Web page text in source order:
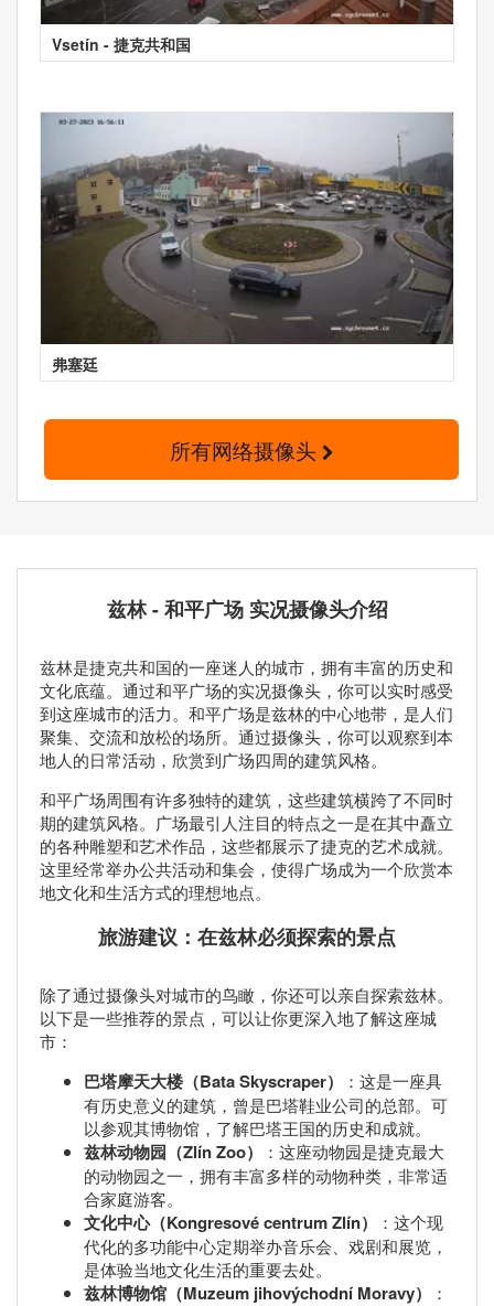
Vsetín - 捷克共和国
弗塞廷
所有网络摄像头
兹林 - 和平广场 实况摄像头介绍
兹林是捷克共和国的一座迷人的城市，拥有丰富的历史和
文化底蕴。通过和平广场的实况摄像头，你可以实时感受
到这座城市的活力。和平广场是兹林的中心地带，是人们
聚集、交流和放松的场所。通过摄像头，你可以观察到本
地人的日常活动，欣赏到广场四周的建筑风格。
和平广场周围有许多独特的建筑，这些建筑横跨了不同时
期的建筑风格。广场最引人注目的特点之一是在其中矗立
的各种雕塑和艺术作品，这些都展示了捷克的艺术成就。
这里经常举办公共活动和集会，使得广场成为一个欣赏本
地文化和生活方式的理想地点。
旅游建议：在兹林必须探索的景点
除了通过摄像头对城市的鸟瞰，你还可以亲自探索兹林。
以下是一些推荐的景点，可以让你更深入地了解这座城
市：
巴塔摩天大楼（Bata Skyscraper）
：这是一座具
有历史意义的建筑，曾是巴塔鞋业公司的总部。可
以参观其博物馆，了解巴塔王国的历史和成就。
兹林动物园（Zlín Zoo）
：这座动物园是捷克最大
的动物园之一，拥有丰富多样的动物种类，非常适
合家庭游客。
文化中心（Kongresové centrum Zlín）
：这个现
代化的多功能中心定期举办音乐会、戏剧和展览，
是体验当地文化生活的重要去处。
兹林博物馆（Muzeum jihovýchodní Moravy）
：